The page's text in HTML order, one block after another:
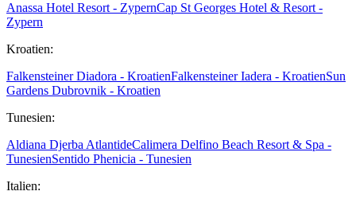
Anassa Hotel Resort - ZypernCap St Georges Hotel & Resort -
Zypern
Kroatien:
Falkensteiner Diadora - KroatienFalkensteiner Iadera - KroatienSun
Gardens Dubrovnik - Kroatien
Tunesien:
Aldiana Djerba AtlantideCalimera Delfino Beach Resort & Spa -
TunesienSentido Phenicia - Tunesien
Italien: